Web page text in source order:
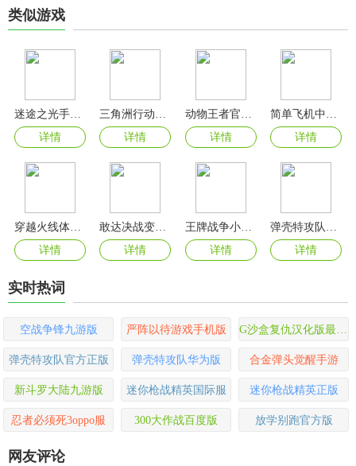
类似游戏
迷途之光手游官方版
详情
详情
详情
详情
穿越火线体验服手游
详情
详情
王牌战争小米版
详情
详情
实时热词
空战争锋九游版 严阵以待游戏手机版 G沙盒复仇汉化版最新版
弹壳特攻队官方正版 弹壳特攻队华为版 合金弹头觉醒手游
新斗罗大陆九游版 迷你枪战精英国际服 迷你枪战精英正版
忍者必须死3oppo服 300大作战百度版 放学别跑官方版
网友评论